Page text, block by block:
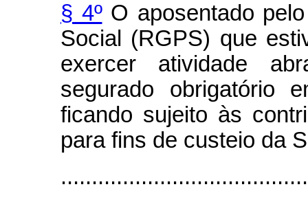
§ 4ºO aposentado
Social (RGPS) que
exercer atividade
segurado obrigatório
ficando sujeito às
para fins de custeio da